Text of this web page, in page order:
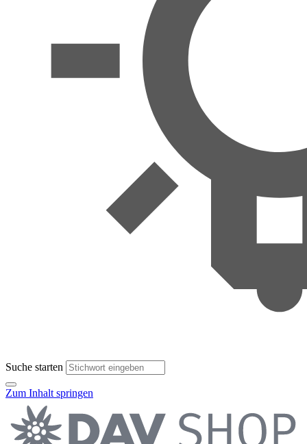
Suche starten
Zum Inhalt springen